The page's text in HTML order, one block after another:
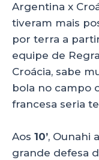
Argentina x
tiveram mais
por terra a
equipe de
Croácia, sabe
bola no campo
francesa seria
Aos 10’, Ounahi
grande defesa